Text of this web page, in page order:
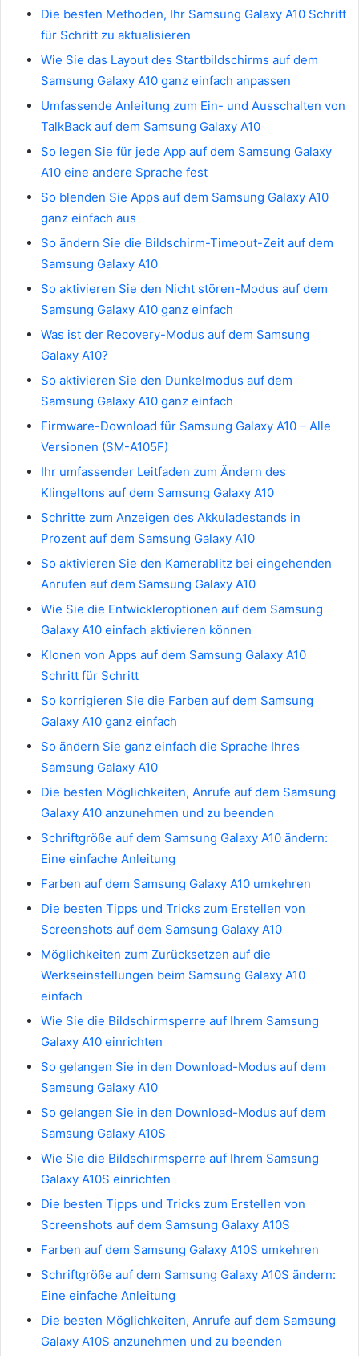
Die besten Methoden, Ihr Samsung Galaxy A10 Schritt
für Schritt zu aktualisieren
Wie Sie das Layout des Startbildschirms auf dem
Samsung Galaxy A10 ganz einfach anpassen
Umfassende Anleitung zum Ein- und Ausschalten von
TalkBack auf dem Samsung Galaxy A10
So legen Sie für jede App auf dem Samsung Galaxy
A10 eine andere Sprache fest
So blenden Sie Apps auf dem Samsung Galaxy A10
ganz einfach aus
So ändern Sie die Bildschirm-Timeout-Zeit auf dem
Samsung Galaxy A10
So aktivieren Sie den Nicht stören-Modus auf dem
Samsung Galaxy A10 ganz einfach
Was ist der Recovery-Modus auf dem Samsung
Galaxy A10?
So aktivieren Sie den Dunkelmodus auf dem
Samsung Galaxy A10 ganz einfach
Firmware-Download für Samsung Galaxy A10 – Alle
Versionen (SM-A105F)
Ihr umfassender Leitfaden zum Ändern des
Klingeltons auf dem Samsung Galaxy A10
Schritte zum Anzeigen des Akkuladestands in
Prozent auf dem Samsung Galaxy A10
So aktivieren Sie den Kamerablitz bei eingehenden
Anrufen auf dem Samsung Galaxy A10
Wie Sie die Entwickleroptionen auf dem Samsung
Galaxy A10 einfach aktivieren können
Klonen von Apps auf dem Samsung Galaxy A10
Schritt für Schritt
So korrigieren Sie die Farben auf dem Samsung
Galaxy A10 ganz einfach
So ändern Sie ganz einfach die Sprache Ihres
Samsung Galaxy A10
Die besten Möglichkeiten, Anrufe auf dem Samsung
Galaxy A10 anzunehmen und zu beenden
Schriftgröße auf dem Samsung Galaxy A10 ändern:
Eine einfache Anleitung
Farben auf dem Samsung Galaxy A10 umkehren
Die besten Tipps und Tricks zum Erstellen von
Screenshots auf dem Samsung Galaxy A10
Möglichkeiten zum Zurücksetzen auf die
Werkseinstellungen beim Samsung Galaxy A10
einfach
Wie Sie die Bildschirmsperre auf Ihrem Samsung
Galaxy A10 einrichten
So gelangen Sie in den Download-Modus auf dem
Samsung Galaxy A10
So gelangen Sie in den Download-Modus auf dem
Samsung Galaxy A10S
Wie Sie die Bildschirmsperre auf Ihrem Samsung
Galaxy A10S einrichten
Die besten Tipps und Tricks zum Erstellen von
Screenshots auf dem Samsung Galaxy A10S
Farben auf dem Samsung Galaxy A10S umkehren
Schriftgröße auf dem Samsung Galaxy A10S ändern:
Eine einfache Anleitung
Die besten Möglichkeiten, Anrufe auf dem Samsung
Galaxy A10S anzunehmen und zu beenden